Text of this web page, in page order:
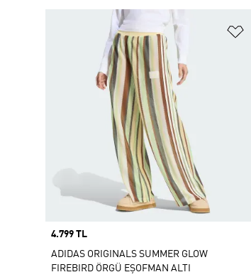
Price
4.799 TL
ADIDAS ORIGINALS SUMMER GLOW
FIREBIRD ÖRGÜ EŞOFMAN ALTI